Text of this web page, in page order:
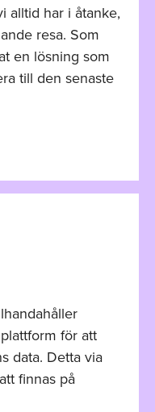
alltid har i åtanke,
resa. Som
en lösning som
till den senaste
för att
data. Detta via
finnas på